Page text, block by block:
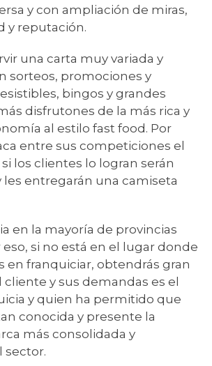
y con ampliación de miras,
y reputación.
una carta muy variada y
sorteos, promociones y
bingos y grandes
disfrutones de la más rica y
al estilo fast food. Por
entre sus competiciones el
si los clientes lo logran serán
les entregarán una camiseta
en la mayoría de provincias
si no está en el lugar donde
en franquiciar, obtendrás gran
cliente y sus demandas es el
y quien ha permitido que
conocida y presente la
más consolidada y
sector.